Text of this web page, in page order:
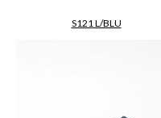
S121 L/BLU